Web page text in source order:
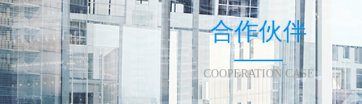
合作伙伴
COOPERATION CASE